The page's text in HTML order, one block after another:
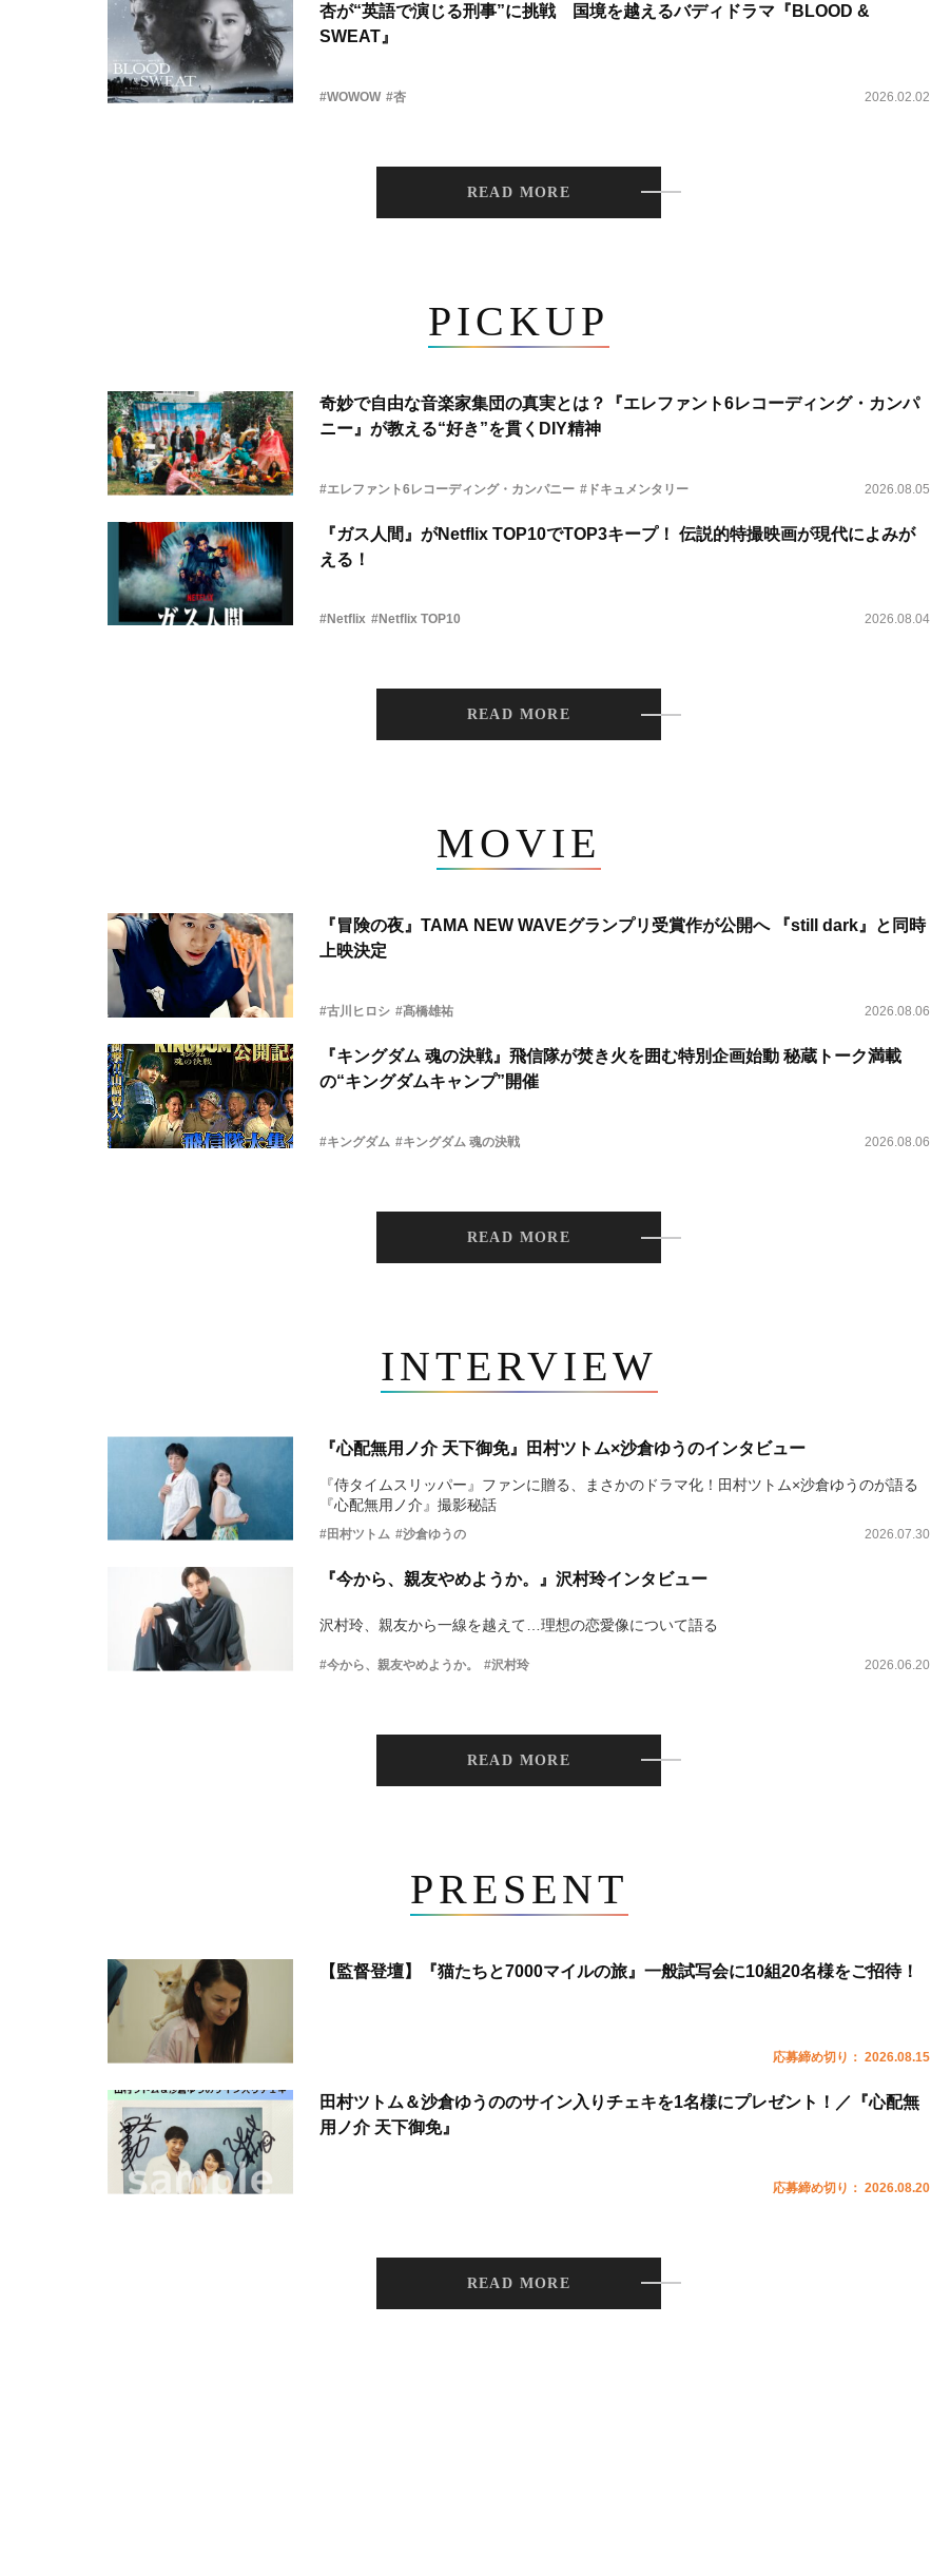
杏が“英語で演じる刑事”に挑戦 国境を越えるバディドラマ『BLOOD &
SWEAT』
#WOWOW #杏 2026.02.02
READ MORE
PICKUP
奇妙で自由な音楽家集団の真実とは？『エレファント6レコーディング・カンパ
ニー』が教える“好き”を貫くDIY精神
#エレファント6レコーディング・カンパニー #ドキュメンタリー 2026.08.05
『ガス人間』がNetflix TOP10でTOP3キープ！ 伝説的特撮映画が現代によみが
える！
#Netflix #Netflix TOP10 2026.08.04
READ MORE
MOVIE
『冒険の夜』TAMA NEW WAVEグランプリ受賞作が公開へ 『still dark』と同時
上映決定
#古川ヒロシ #髙橋雄祐 2026.08.06
『キングダム 魂の決戦』飛信隊が焚き火を囲む特別企画始動 秘蔵トーク満載
の“キングダムキャンプ”開催
#キングダム #キングダム 魂の決戦 2026.08.06
READ MORE
INTERVIEW
『心配無用ノ介 天下御免』田村ツトム×沙倉ゆうのインタビュー
『侍タイムスリッパー』ファンに贈る、まさかのドラマ化！田村ツトム×沙倉ゆうのが語る
『心配無用ノ介』撮影秘話
#田村ツトム #沙倉ゆうの 2026.07.30
『今から、親友やめようか。』沢村玲インタビュー
沢村玲、親友から一線を越えて…理想の恋愛像について語る
#今から、親友やめようか。 #沢村玲 2026.06.20
READ MORE
PRESENT
【監督登壇】『猫たちと7000マイルの旅』一般試写会に10組20名様をご招待！
応募締め切り： 2026.08.15
田村ツトム＆沙倉ゆうののサイン入りチェキを1名様にプレゼント！／『心配無
用ノ介 天下御免』
応募締め切り： 2026.08.20
READ MORE